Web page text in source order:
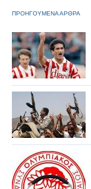
ΠΡΟΗΓΟΥΜΕΝΑ ΑΡΘΡΑ